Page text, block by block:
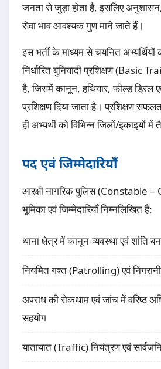
जनता से जुड़ा होता है, इसलिए
सेवा भाव आवश्यक गुण माने जाते हैं।
इस भर्ती के माध्यम से चयनित अभ्यर्थियों
निर्धारित बुनियादी प्रशिक्षण (Basic
है, जिसमें कानून, हथियार, फील्ड ड्रिल
प्रशिक्षण दिया जाता है। प्रशिक्षण
ही अभ्यर्थी को विभिन्न जिलों/इकाइयों में
पद एवं जिम्मेदारियाँ
आरक्षी नागरिक पुलिस (Constable
भूमिका एवं जिम्मेदारियाँ निम्नलिखित हैं:
थाना क्षेत्र में कानून-व्यवस्था एवं शांति
नियमित गश्त (Patrolling) एवं निगरानी
अपराध की रोकथाम एवं जांच में वरिष्ठ
सहयोग
यातायात (Traffic) नियंत्रण एवं